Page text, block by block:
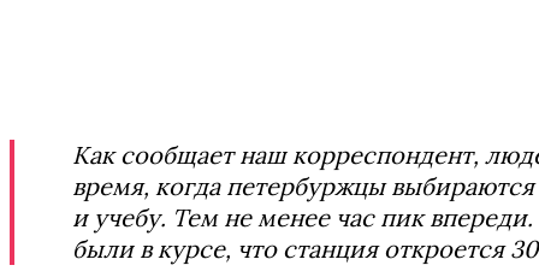
Как сообщает наш корреспондент,
время, когда петербуржцы выбираются
и учебу. Тем не менее час пик
были в курсе, что станция откроется